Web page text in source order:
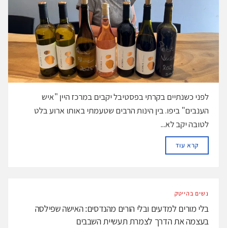
לפני כשנתיים בקרתי בפסטיבל יקבים במרכז היין "איש
הענבים" ביפו. בין הינות הרבים שטעמתי באותו ארוע בלט
לטובה יקב לא...
קרא עודDETAILS
נשים בהייטק
בלי מורים למדעים ובלי הורים מהנדסים: האישה שפילסה
בעצמה את הדרך לצמרת תעשיית השבבים